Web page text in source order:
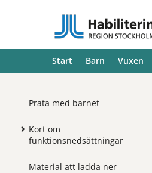
Start Barn Vuxen
Prata med barnet
Kort om
funktionsnedsättningar
Material att ladda ner